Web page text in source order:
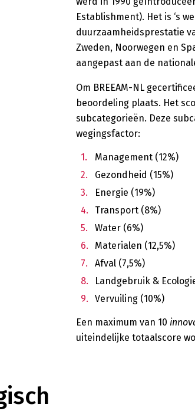
Establishment). Het is ‘s
duurzaamheidsprestatie
Zweden, Noorwegen en
aangepast aan de
Om BREEAM-NL
beoordeling plaats. Het
subcategorieën. Deze
wegingsfactor:
Management (12%)
Gezondheid (15%)
Energie (19%)
Transport (8%)
Water (6%)
Materialen (12,5%)
Afval (7,5%)
Landgebruik &
Vervuiling (10%)
Een maximum van 10
uiteindelijke totaalscore